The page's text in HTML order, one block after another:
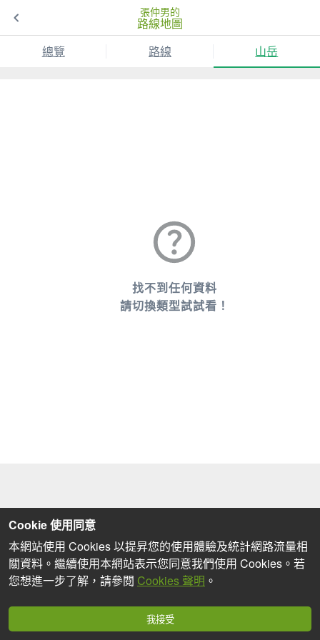
張仲男的
路線地圖
總覽
路線 山岳
找不到任何資料
請切換類型試試看！
Cookie 使用同意
本網站使用 Cookies 以提昇您的使用體驗及統計網路流量相
關資料。繼續使用本網站表示您同意我們使用 Cookies。若
您想進一步了解，請參閱 Cookies 聲明 。
我接受